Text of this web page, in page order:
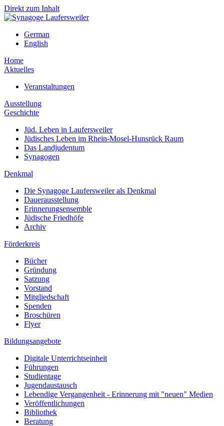
Direkt zum Inhalt
German
English
Home
Aktuelles
Veranstaltungen
Ausstellung
Geschichte
Jüd. Leben in Laufersweiler
Jüdisches Leben im Rhein-Mosel-Hunsrück Raum
Das Landjudentum
Synagogen
Denkmal
Die Synagoge Laufersweiler als Denkmal
Dauerausstellung
Erinnerungsensemble
Jüdische Friedhöfe
Archiv
Förderkreis
Bücher
Gründung
Satzung
Vorstand
Mitgliedschaft
Spenden
Broschüren
Flyer
Bildungsangebote
Digitale Unterrichtseinheit
Führungen
Studientage
Jugendaustausch
Lebendige Vergangenheit - Erinnerung mit "neuen" Medien
Veröffentlichungen
Bibliothek
Beratung